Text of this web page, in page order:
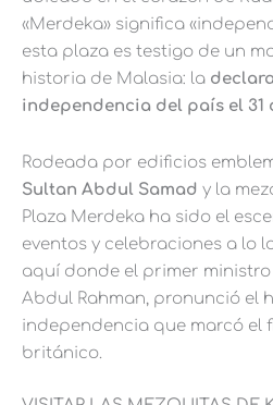
«Merdeka» significa
esta plaza es testigo de un
historia de Malasia: la
independencia del país el 31
Rodeada por edificios
Sultan Abdul Samad y la
Plaza Merdeka ha sido el
eventos y celebraciones a lo
aquí donde el primer ministro
Abdul Rahman, pronunció el
independencia que marcó el
británico.